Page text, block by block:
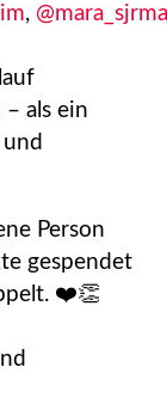
,
als ein
Person
gespendet
❤️👏